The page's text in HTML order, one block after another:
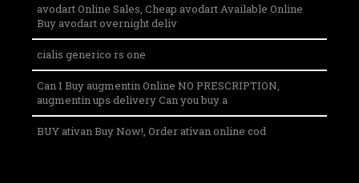
avodart Online Sales, Cheap avodart Available Online
Buy avodart overnight deliv
cialis generico rs one
Can I Buy augmentin Online NO PRESCRIPTION,
augmentin ups delivery Can you buy a
BUY ativan Buy Now!, Order ativan online cod